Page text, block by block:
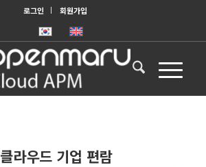
로그인 회원가입
클라우드 기업 편람